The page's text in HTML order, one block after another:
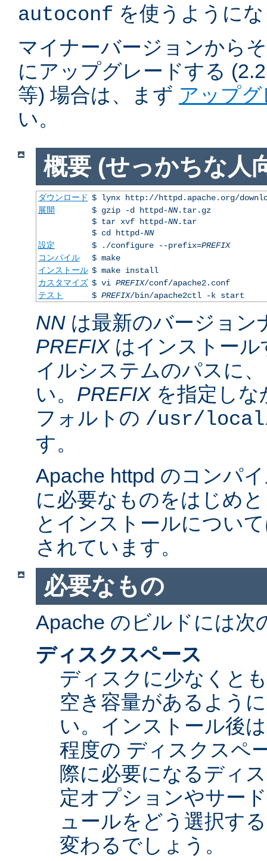
autoconf を使うように
マイナーバージョンから
にアップグレードする
等) 場合は、まず アップ
い。
概要 (せっかちな人
ダウンロード $ lynx http://httpd.apache.org/
展開
$ gzip -d httpd-NN.tar.gz
$ tar xvf httpd-NN.tar
$ cd httpd-NN
設定
$ ./configure --prefix=PREFIX
コンパイル
$ make
インストール $ make install
カスタマイズ $ vi PREFIX/conf/apache2.conf
テスト
$ PREFIX/bin/apache2ctl -k start
NN は最新のバージョン
PREFIXはインストール
イルシステムのパスに
い。 PREFIXを指定しな
フォルトの /usr/local/
す。
Apache httpd のコンパ
に必要なものをはじめ
とインストールについ
されています。
必要なもの
Apache のビルドには次
ディスクスペース
ディスクに少なくと
空き容量があるよう
い。インストール後
程度の ディスクスペ
際に必要になるディ
定オプションやサー
ュールをどう選択す
変わるでしょう。